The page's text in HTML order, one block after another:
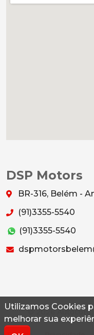
Utilizamos Cookies
melhorar sua
DSP Motors
BR-316, Belém -
(91)3355-5540
(91)3355-5540
© 2026 Autoconf.